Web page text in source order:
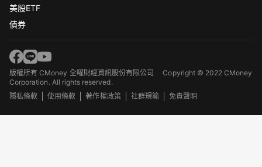
美股ETF
債券
版權所有 CMoney 全曜財經資訊股份有限公司Copyright © 2022 CMoney
Corporation. All rights reserved.
隱私條款
使用條款 著作權政策 社群規範 免責聲明